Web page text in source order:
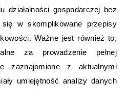
działalności gospodarczej bez
się w skomplikowane przepisy
Ważne jest również to,
za prowadzenie pełnej
zaznajomione z aktualnymi
umiejętność analizy danych